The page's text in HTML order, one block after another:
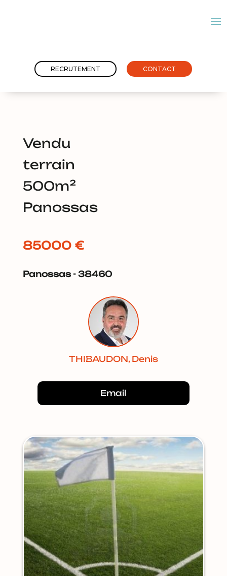
RECRUTEMENT CONTACT
Vendu
terrain
500m²
Panossas
85000 €
Panossas - 38460
THIBAUDON, Denis
Email